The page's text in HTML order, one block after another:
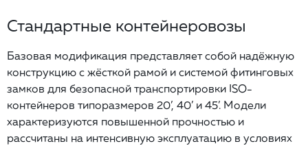
Стандартные контейнеровозы
Базовая модификация представляет собой надёжную
конструкцию с жёсткой рамой и системой фитинговых
замков для безопасной транспортировки ISO-
контейнеров типоразмеров 20’, 40’ и 45’. Модели
характеризуются повышенной прочностью и
рассчитаны на интенсивную эксплуатацию в условиях